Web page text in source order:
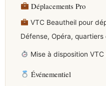
Déplacements Pro
VTC Beautheil pour
Défense, Opéra,
Mise à disposition
Événementiel